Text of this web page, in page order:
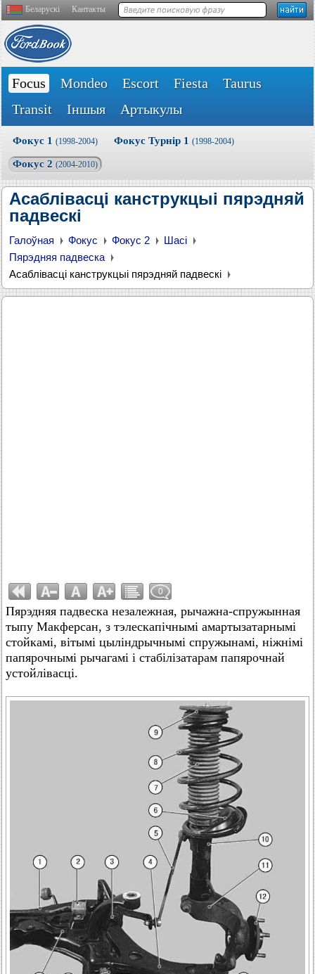
Беларускі Кантакты
Focus Mondeo Escort Fiesta
Taurus
Transit
Іншыя Артыкулы
Фокус 1 (1998-2004) Фокус Турнір 1 (1998-2004)
Фокус 2 (2004-2010)
Асаблівасці канструкцыі пярэдняй
падвескі
Галоўная Фокус Фокус 2
Шасі
Пярэдняя падвеска
Асаблівасці канструкцыі пярэдняй падвескі
0
Пярэдняя падвеска незалежная, рычажна-спружынная
тыпу Макферсан, з тэлескапічнымі амартызатарнымі
стойкамі, вітымі цыліндрычнымі спружынамі, ніжнімі
папярочнымі рычагамі і стабілізатарам папярочнай
устойлівасці.